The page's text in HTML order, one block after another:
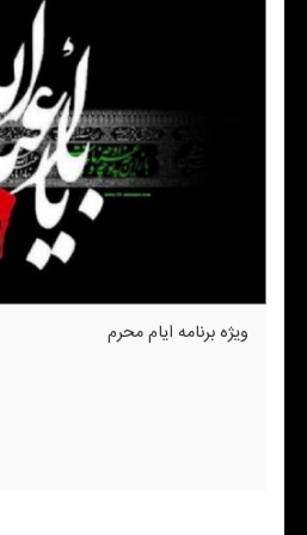
ویژه برنامه ایام محرم